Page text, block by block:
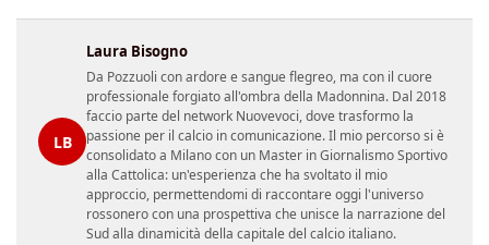
LB
Laura Bisogno
Da Pozzuoli con ardore e sangue flegreo, ma con il cuore
professionale forgiato all'ombra della Madonnina. Dal 2018
faccio parte del network Nuovevoci, dove trasformo la
passione per il calcio in comunicazione. Il mio percorso si è
consolidato a Milano con un Master in Giornalismo Sportivo
alla Cattolica: un'esperienza che ha svoltato il mio
approccio, permettendomi di raccontare oggi l'universo
rossonero con una prospettiva che unisce la narrazione del
Sud alla dinamicità della capitale del calcio italiano.